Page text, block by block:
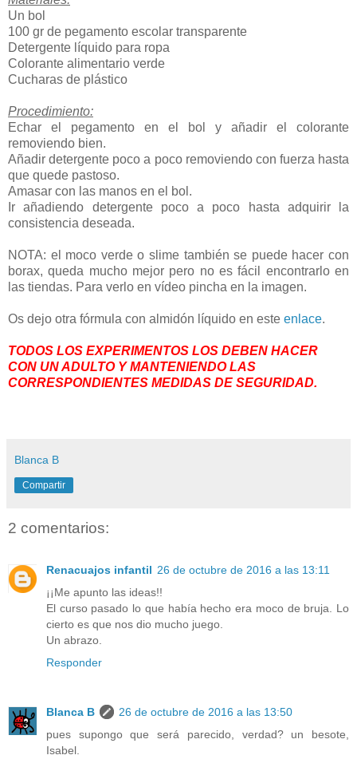
Un bol
100 gr de pegamento escolar transparente
Detergente líquido para ropa
Colorante alimentario verde
Cucharas de plástico
Procedimiento:
Echar el pegamento en el bol y añadir el colorante
removiendo bien.
Añadir detergente poco a poco removiendo con fuerza hasta
que quede pastoso.
Amasar con las manos en el bol.
Ir añadiendo detergente poco a poco hasta adquirir la
consistencia deseada.
NOTA: el moco verde o slime también se puede hacer con
borax, queda mucho mejor pero no es fácil encontrarlo en
las tiendas. Para verlo en vídeo pincha en la imagen.
Os dejo otra fórmula con almidón líquido en este enlace.
TODOS LOS EXPERIMENTOS LOS DEBEN HACER
CON UN ADULTO Y MANTENIENDO LAS
CORRESPONDIENTES MEDIDAS DE SEGURIDAD.
Blanca B
Compartir
2 comentarios:
Renacuajos infantil 26 de octubre de 2016 a las 13:11
¡¡Me apunto las ideas!!
El curso pasado lo que había hecho era moco de bruja. Lo
cierto es que nos dio mucho juego.
Un abrazo.
Responder
Blanca B
26 de octubre de 2016 a las 13:50
pues supongo que será parecido, verdad? un besote,
Isabel.